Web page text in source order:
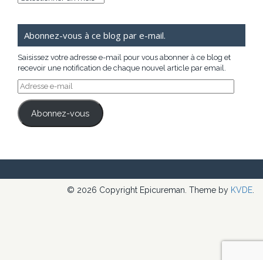
Abonnez-vous à ce blog par e-mail.
Saisissez votre adresse e-mail pour vous abonner à ce blog et
recevoir une notification de chaque nouvel article par email.
Adresse
e-
mail
Abonnez-vous
© 2026 Copyright Epicureman. Theme by KVDE.